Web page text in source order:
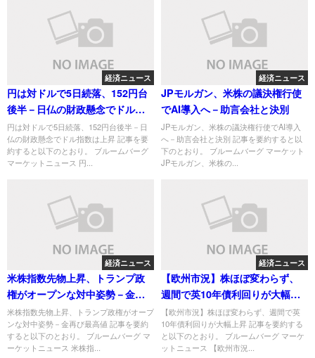
経済ニュース
円は対ドルで5日続落、152円台
後半－日仏の財政懸念でドル指
数は上昇
円は対ドルで5日続落、152円台後半－日
仏の財政懸念でドル指数は上昇 記事を要
約すると以下のとおり。 ブルームバーグ
マーケットニュース 円...
経済ニュース
JPモルガン、米株の議決権行使
でAI導入へ－助言会社と決別
JPモルガン、米株の議決権行使でAI導入
へ－助言会社と決別 記事を要約すると以
下のとおり。 ブルームバーグ マーケット
JPモルガン、米株の...
経済ニュース
米株指数先物上昇、トランプ政
権がオープンな対中姿勢－金再
び最高値
米株指数先物上昇、トランプ政権がオープ
ンな対中姿勢－金再び最高値 記事を要約
すると以下のとおり。 ブルームバーグ マ
ーケットニュース 米株指...
経済ニュース
【欧州市況】株ほぼ変わらず、
週間で英10年債利回りが大幅上
昇
【欧州市況】株ほぼ変わらず、週間で英
10年債利回りが大幅上昇 記事を要約する
と以下のとおり。 ブルームバーグ マーケ
ットニュース 【欧州市況...